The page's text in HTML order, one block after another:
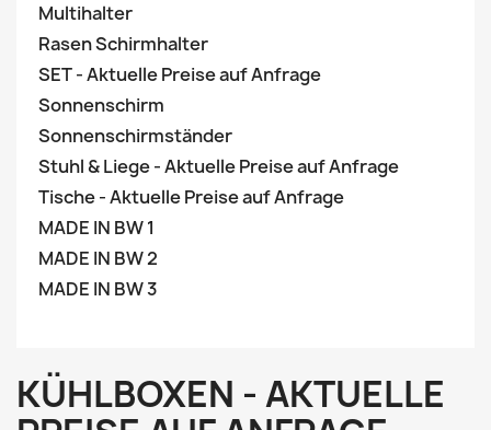
Multihalter
Rasen Schirmhalter
SET - Aktuelle Preise auf Anfrage
Sonnenschirm
Sonnenschirmständer
Stuhl & Liege - Aktuelle Preise auf Anfrage
Tische - Aktuelle Preise auf Anfrage
MADE IN BW 1
MADE IN BW 2
MADE IN BW 3
KÜHLBOXEN - AKTUELLE